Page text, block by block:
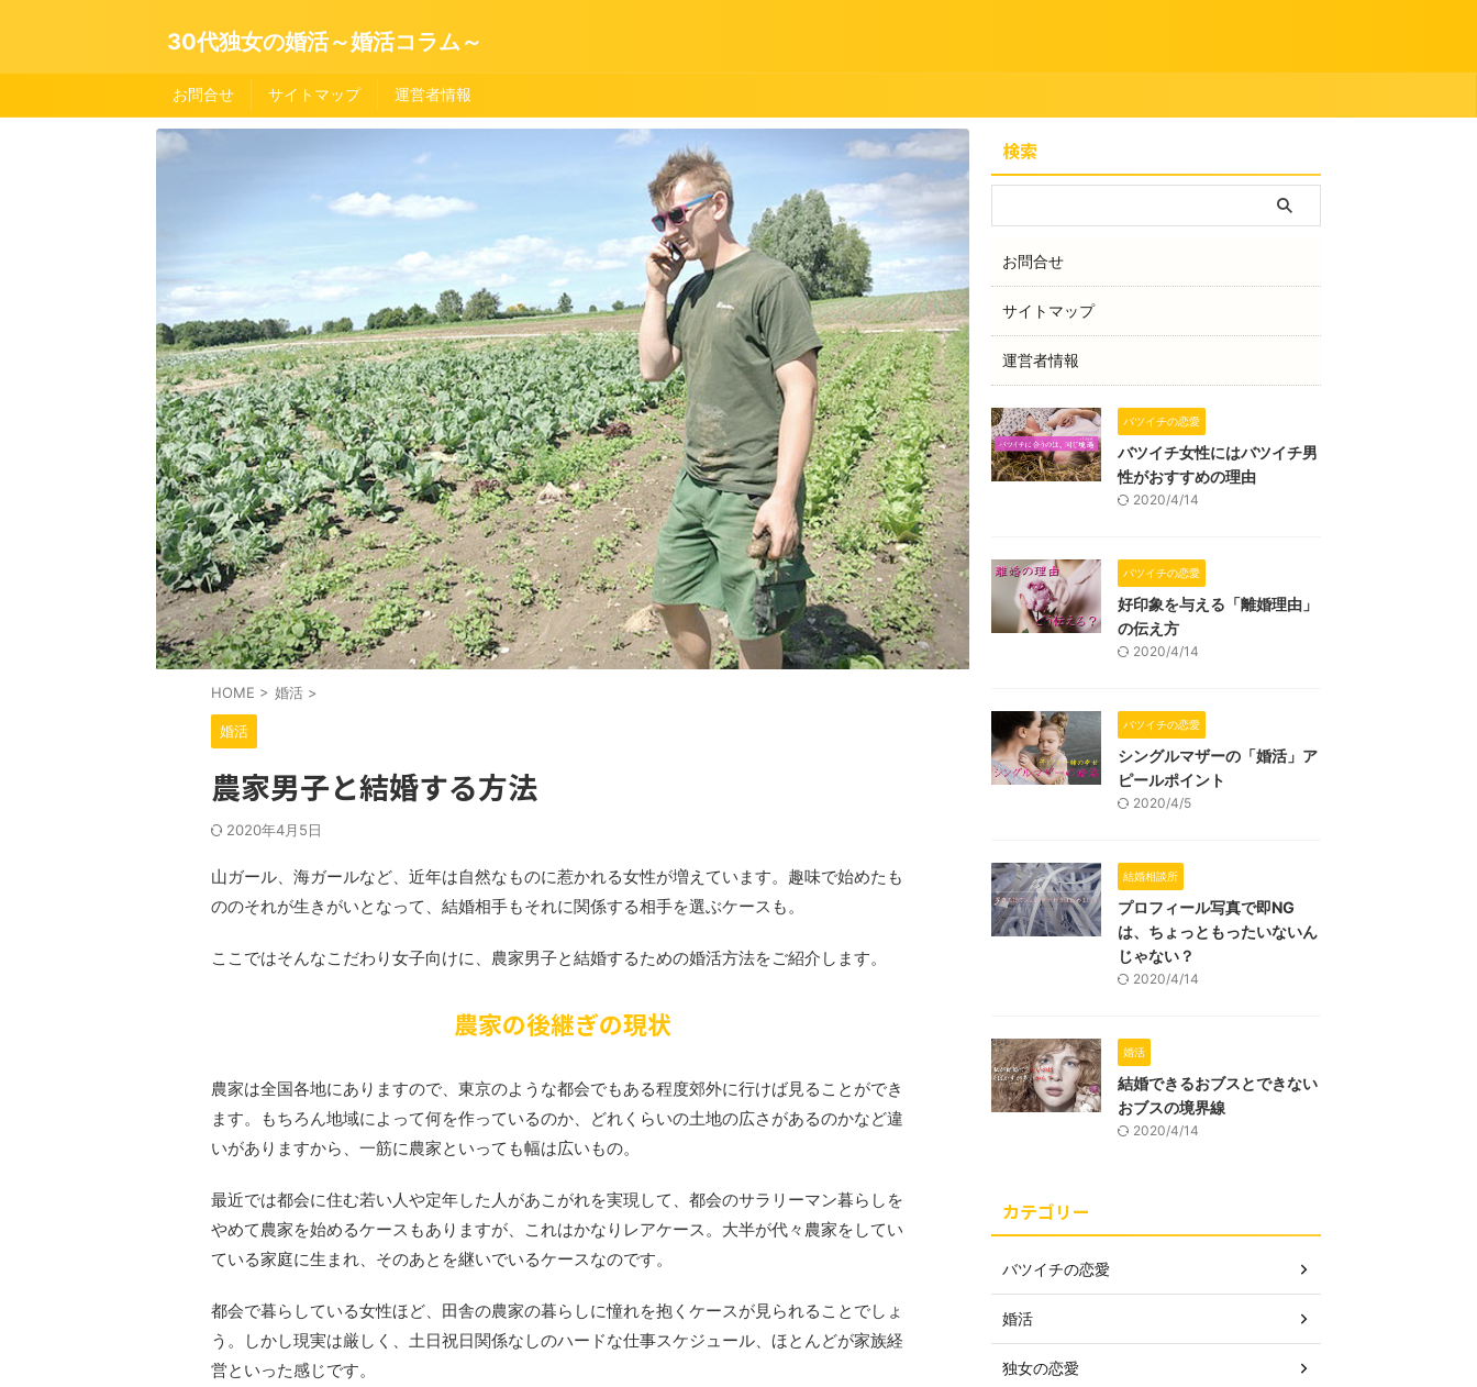
30代独女の婚活～婚活コラム～
お問合せ サイトマップ 運営者情報
HOME > 婚活 >
婚活
農家男子と結婚する方法
2020年4月5日
山ガール、海ガールなど、近年は自然なものに惹かれる女性が増えています。趣味で始めたも
ののそれが生きがいとなって、結婚相手もそれに関係する相手を選ぶケースも。
ここではそんなこだわり女子向けに、農家男子と結婚するための婚活方法をご紹介します。
農家の後継ぎの現状
農家は全国各地にありますので、東京のような都会でもある程度郊外に行けば見ることができ
ます。もちろん地域によって何を作っているのか、どれくらいの土地の広さがあるのかなど違
いがありますから、一筋に農家といっても幅は広いもの。
最近では都会に住む若い人や定年した人があこがれを実現して、都会のサラリーマン暮らしを
やめて農家を始めるケースもありますが、これはかなりレアケース。大半が代々農家をしてい
ている家庭に生まれ、そのあとを継いでいるケースなのです。
都会で暮らしている女性ほど、田舎の農家の暮らしに憧れを抱くケースが見られることでしょ
う。しかし現実は厳しく、土日祝日関係なしのハードな仕事スケジュール、ほとんどが家族経
営といった感じです。
検索
お問合せ
サイトマップ
運営者情報
バツイチの恋愛
バツイチ女性にはバツイチ男
性がおすすめの理由
2020/4/14
バツイチの恋愛
好印象を与える「離婚理由」
の伝え方
2020/4/14
バツイチの恋愛
シングルマザーの「婚活」ア
ピールポイント
2020/4/5
結婚相談所
プロフィール写真で即NG
は、ちょっともったいないん
じゃない？
2020/4/14
婚活
結婚できるおブスとできない
おブスの境界線
2020/4/14
カテゴリー
バツイチの恋愛
婚活
独女の恋愛